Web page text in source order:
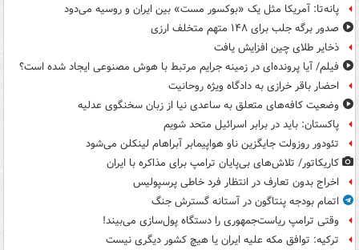
پانه‌تا: آمریکا مثل یک «بوکسور مست» بین ایران و روسیه می‌دود
صدور برگه جلب برای ۱۴۸ متهم متخلف ارزی
ذخایر طلای چین افزایش یافت
فیلم/ آیا پرونده‌ای در زمینه جرایم مرتبط با هوش مصنوعی ایجاد شده است؟
احضار باقر خرازی به دادگاه ویژه روحانیت
وضعیت کافه‌های متعلق به ساعدی نیا از زبان سخنگوی عدلیه
پاکستان: باید در برابر اسرائیل متحد شویم
تئودور روزولت جایگزین ناو هواپیمابر آبراهام لینکلن می‌شود
کاریکاتور/ تلاش‌های بی‌پایان ترامپ برای مذاکره با ایران
اخراج بدون تعارف در انتظار فرد خاطی پرسپولیس
اتمام بودجه پنتاگون در آستانه گسترش جنگ
وقتی ترامپ ریاست‌جمهوری را دستگاه پول‌سازی می‌بیند!
ترکیه: توافق مکه علیه ایران یا هیچ کشور دیگری نیست